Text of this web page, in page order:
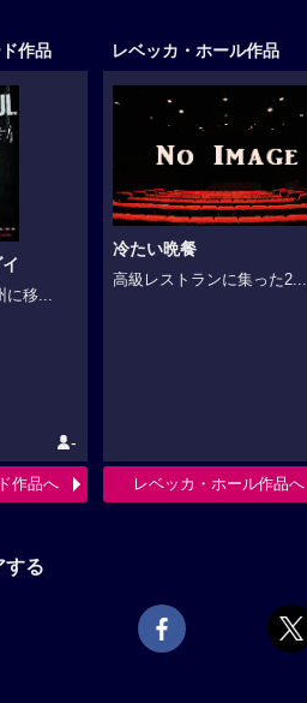
作品
に移...
-
作品へ
レベッカ・ホール作品
冷たい晩餐
高級レストランに集った2...
レベッカ・ホール作品へ
する